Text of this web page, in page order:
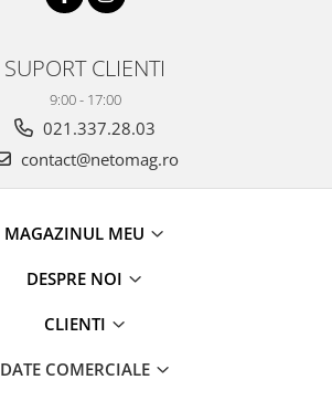
SUPORT CLIENTI
9:00 - 17:00
021.337.28.03
contact@netomag.ro
MAGAZINUL MEU
DESPRE NOI
CLIENTI
DATE COMERCIALE